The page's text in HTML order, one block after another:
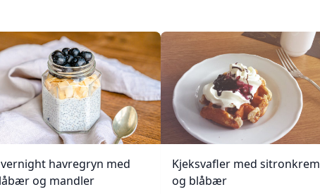
havregryn med
og mandler
Kjeksvafler med sitronkrem
og blåbær